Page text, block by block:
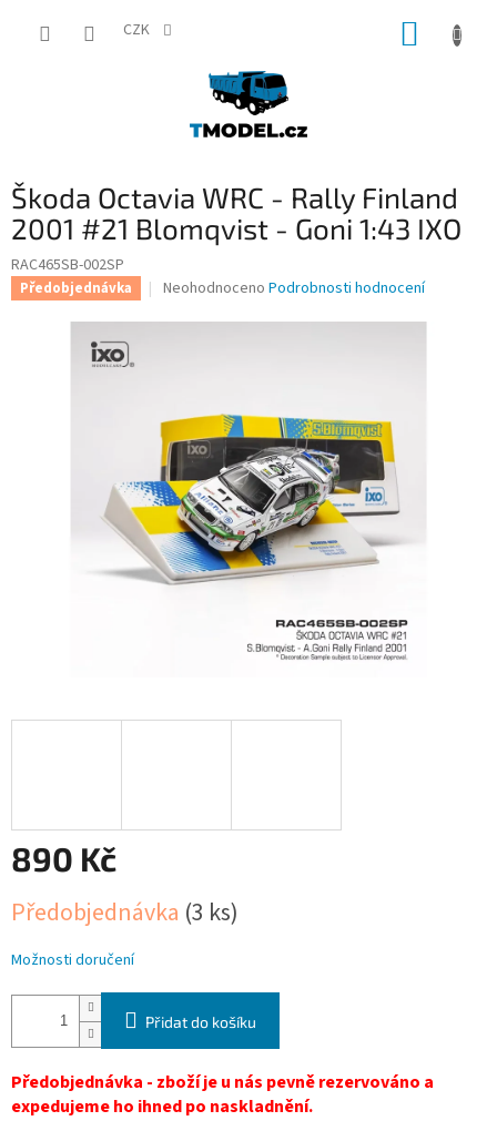
CZK
Škoda Octavia WRC - Rally Finland
2001 #21 Blomqvist - Goni 1:43 IXO
RAC465SB-002SP
Předobjednávka
Průměrné
produktu
hvězdiček.
Neohodnoceno Podrobnosti hodnocení
890 Kč
cena:
Předobjednávka (3 ks)
Možnosti doručení
Přidat do košíku
Předobjednávka - zboží je u nás pevně rezervováno a
expedujeme ho ihned po naskladnění.